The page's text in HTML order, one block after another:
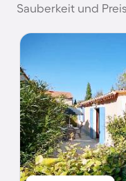
Sauberkeit und